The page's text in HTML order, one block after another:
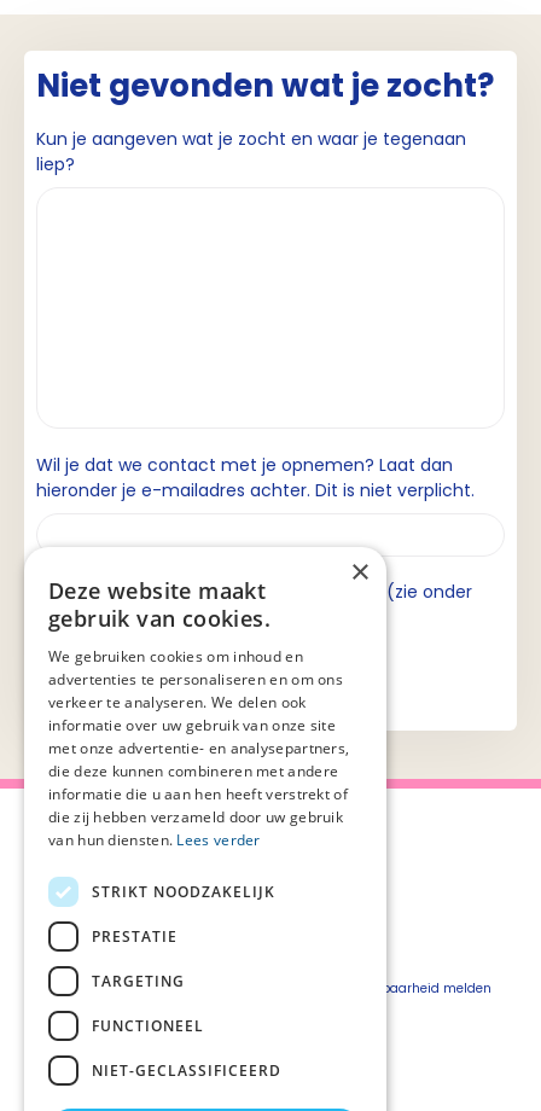
Niet gevonden wat je zocht?
Kun je aangeven wat je zocht en waar je tegenaan
liep?
Wil je dat we contact met je opnemen? Laat dan
hieronder je e-mailadres achter. Dit is niet verplicht.
Ik ga akkoord met de privacyverklaring (zie onder
aan de pagina).
Over Palliaweb
Over PZNL
Pers
Vacatures
Webshop
Privacyverklaring
Beveiligingskwetsbaarheid melden
×
Deze website maakt
gebruik van cookies.
We gebruiken cookies om inhoud en
advertenties te personaliseren en om ons
verkeer te analyseren. We delen ook
informatie over uw gebruik van onze site
met onze advertentie- en analysepartners,
die deze kunnen combineren met andere
informatie die u aan hen heeft verstrekt of
die zij hebben verzameld door uw gebruik
van hun diensten. Lees verder
STRIKT NOODZAKELIJK
PRESTATIE
TARGETING
FUNCTIONEEL
NIET-GECLASSIFICEERD